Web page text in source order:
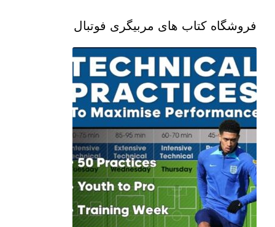
فروشگاه کتاب های مربیگری فوتبال